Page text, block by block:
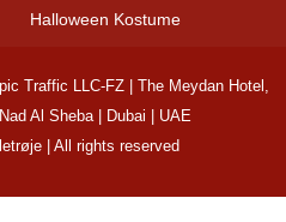
Halloween Kostume
Traffic LLC-FZ | The Meydan Hotel,
Al Sheba | Dubai | UAE
| All rights reserved